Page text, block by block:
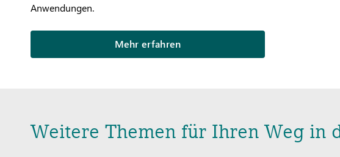
Anwendungen.
Mehr erfahren
Weitere Themen für Ihren Weg in